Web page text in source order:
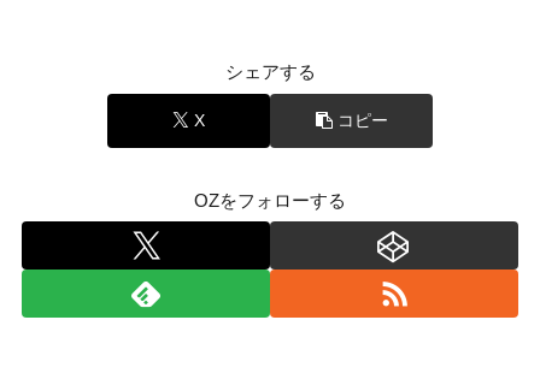
シェアする
X コピー
OZをフォローする